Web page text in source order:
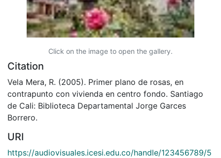
Click on the image to open the gallery.
Citation
Vela Mera, R. (2005). Primer plano de rosas, en
contrapunto con vivienda en centro fondo. Santiago
de Cali: Biblioteca Departamental Jorge Garces
Borrero.
URI
https://audiovisuales.icesi.edu.co/handle/123456789/5